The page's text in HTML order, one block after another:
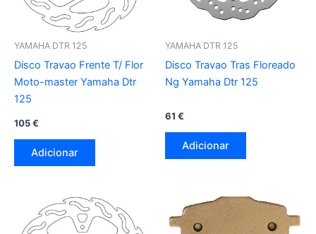
YAMAHA DTR 125
Disco Travao Frente T/ Flor
Moto-master Yamaha Dtr
125
105€
Adicionar
YAMAHA DTR 125
Disco Travao Tras Floreado
Ng Yamaha Dtr 125
61 €
Adicionar